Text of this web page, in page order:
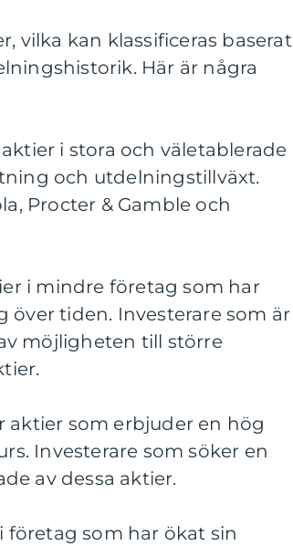
vilka kan klassificeras baserat
Här är några
i stora och väletablerade
och utdelningstillväxt.
Procter & Gamble och
i mindre företag som har
tiden. Investerare som är
möjligheten till större
aktier som erbjuder en hög
Investerare som söker en
av dessa aktier.
företag som har ökat sin